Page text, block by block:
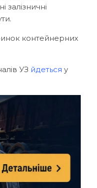
контейнерних
УЗ йдеться у